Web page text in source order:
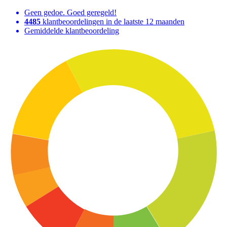
Geen gedoe. Goed geregeld!
4485 klantbeoordelingen in de laatste 12 maanden
Gemiddelde klantbeoordeling